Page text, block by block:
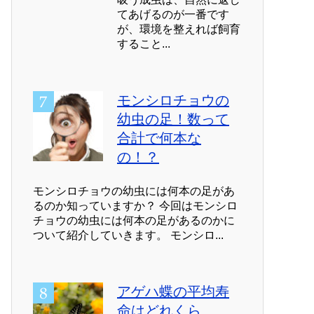
てあげるのが一番です
が、環境を整えれば飼育
すること...
モンシロチョウの
幼虫の足！数って
合計で何本な
の！？
モンシロチョウの幼虫には何本の足があ
るのか知っていますか？ 今回はモンシロ
チョウの幼虫には何本の足があるのかに
ついて紹介していきます。 モンシロ...
アゲハ蝶の平均寿
命はどれくら